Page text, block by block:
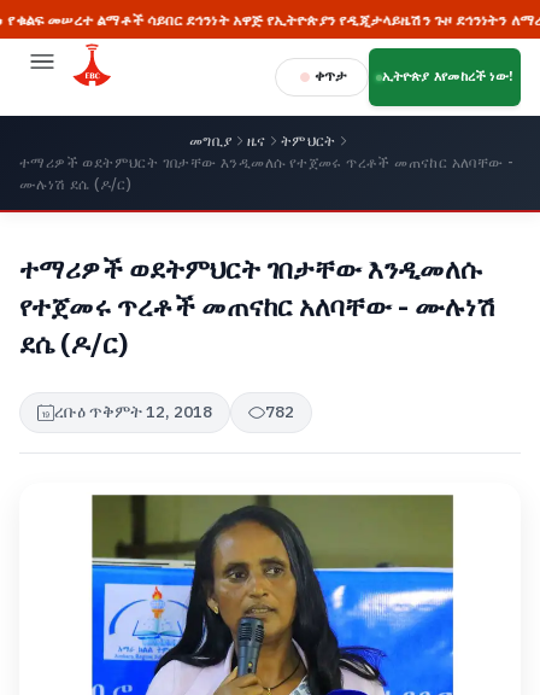
መሠረተ ልማቶች ሳይበር ደኅንነት አዋጅ የኢትዮጵያን የዲጂታላይዜሽን ጉዞ ደኅንነትን ለማረጋገጥ
ቀጥታ ኢትዮጵያ እየመከረች ነው!
መግቢያ ዜና
ትምህርት
ተማሪዎች ወደትምህርት ገበታቸው እንዲመለሱ የተጀመሩ ጥረቶች መጠናከር አለባቸው -
ሙሉነሽ ደሴ (ዶ/ር)
ተማሪዎች ወደትምህርት ገበታቸው እንዲመለሱ
የተጀመሩ ጥረቶች መጠናከር አለባቸው - ሙሉነሽ
ደሴ (ዶ/ር)
ረቡዕ ጥቅምት 12, 2018 782